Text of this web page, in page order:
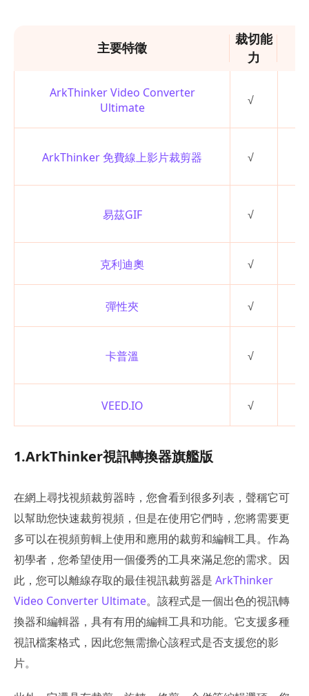
主要特徵
裁切能
力
ArkThinker Video Converter
Ultimate
√
ArkThinker 免費線上影片裁剪器 √
易茲GIF √
克利迪奧 √
彈性夾 √
卡普溫 √
VEED.IO √
1.ArkThinker視訊轉換器旗艦版
在網上尋找視頻裁剪器時，您會看到很多列表，聲稱它可
以幫助您快速裁剪視頻，但是在使用它們時，您將需要更
多可以在視頻剪輯上使用和應用的裁剪和編輯工具。作為
初學者，您希望使用一個優秀的工具來滿足您的需求。因
此，您可以離線存取的最佳視訊裁剪器是 ArkThinker
Video Converter Ultimate。該程式是一個出色的視訊轉
換器和編輯器，具有有用的編輯工具和功能。它支援多種
視訊檔案格式，因此您無需擔心該程式是否支援您的影
片。